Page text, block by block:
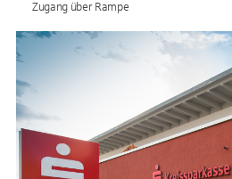
Zugang über Rampe